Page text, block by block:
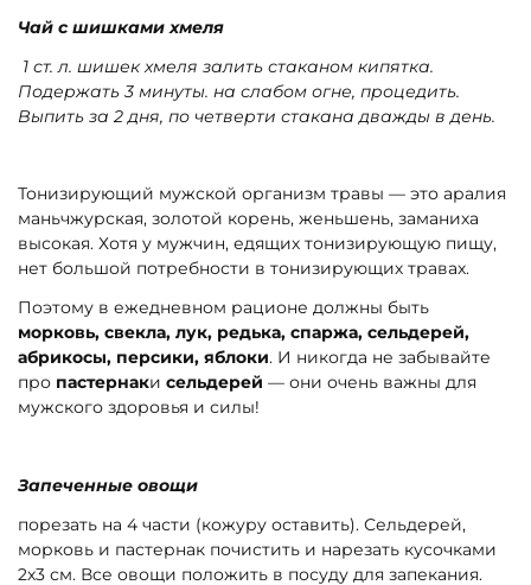
Чай с шишками хмеля
1 ст. л. шишек хмеля залить стаканом кипятка.
Подержать 3 минуты. на слабом огне, процедить.
Выпить за 2 дня, по четверти стакана дважды в день.
Тонизирующий мужской организм травы — это аралия
маньчжурская, золотой корень, женьшень, заманиха
высокая. Хотя у мужчин, едящих тонизирующую пищу,
нет большой потребности в тонизирующих травах.
Поэтому в ежедневном рационе должны быть
морковь, свекла, лук, редька, спаржа, сельдерей,
абрикосы, персики, яблоки. И никогда не забывайте
про пастернаки сельдерей — они очень важны для
мужского здоровья и силы!
Запеченные овощи
порезать на 4 части (кожуру оставить). Сельдерей,
морковь и пастернак почистить и нарезать кусочками
2х3 см. Все овощи положить в посуду для запекания.